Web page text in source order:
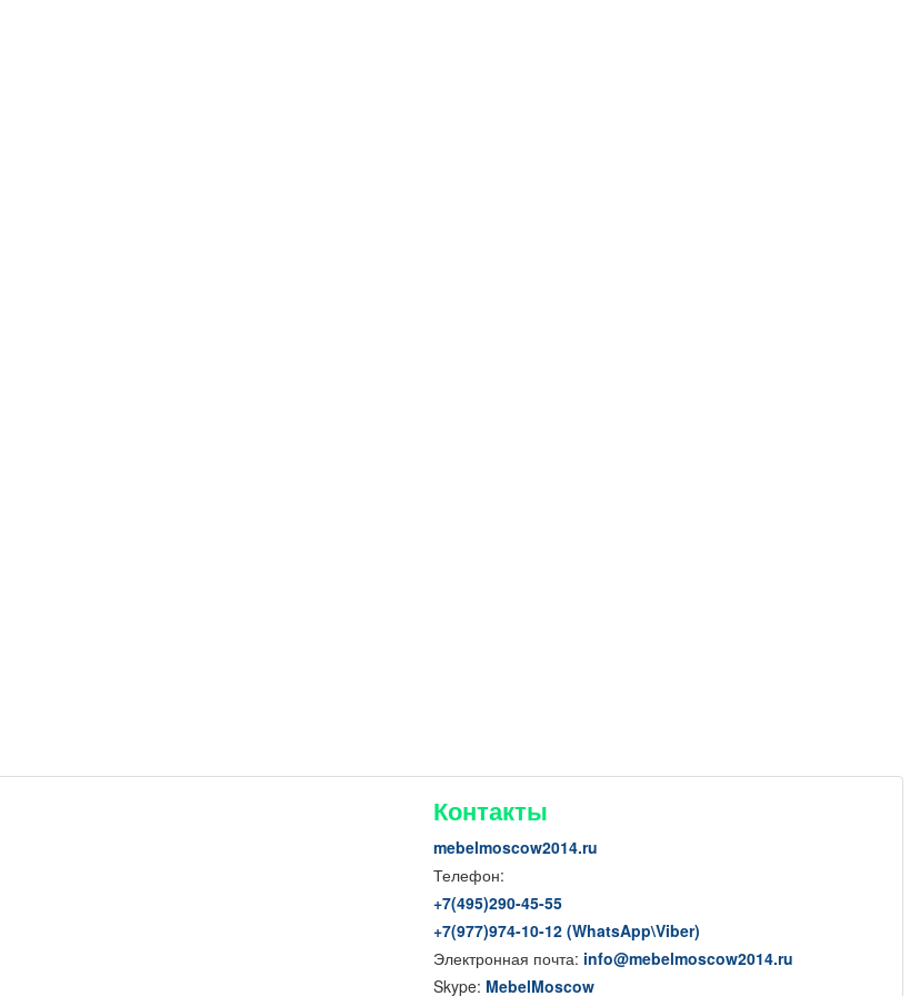
Контакты
mebelmoscow2014.ru
Телефон:
+7(495)290-45-55
+7(977)974-10-12 (WhatsApp\Viber)
Электронная почта: info@mebelmoscow2014.ru
Skype: MebelMoscow